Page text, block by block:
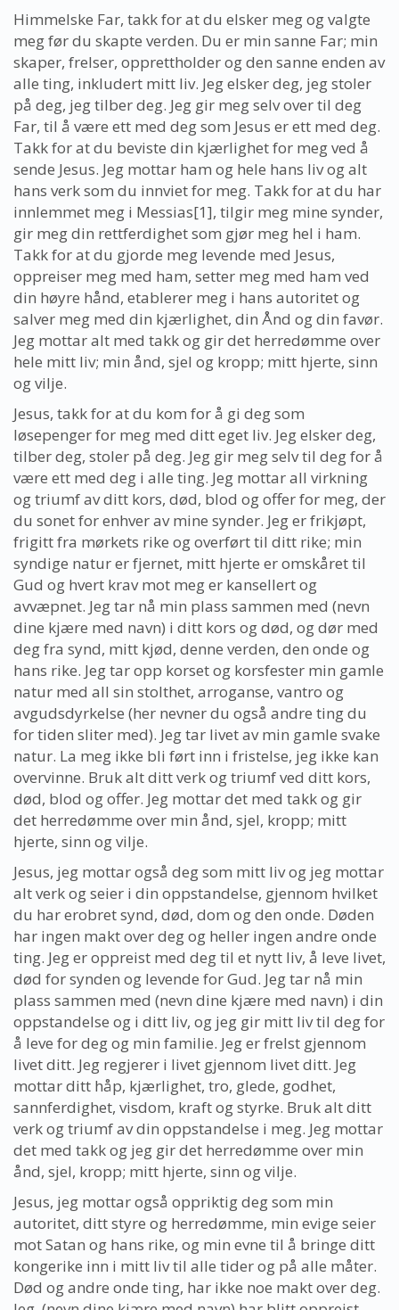
Himmelske Far, takk for at du elsker meg og valgte
meg før du skapte verden. Du er min sanne Far; min
skaper, frelser, opprettholder og den sanne enden av
alle ting, inkludert mitt liv. Jeg elsker deg, jeg stoler
på deg, jeg tilber deg. Jeg gir meg selv over til deg
Far, til å være ett med deg som Jesus er ett med deg.
Takk for at du beviste din kjærlighet for meg ved å
sende Jesus. Jeg mottar ham og hele hans liv og alt
hans verk som du innviet for meg. Takk for at du har
innlemmet meg i Messias[1], tilgir meg mine synder,
gir meg din rettferdighet som gjør meg hel i ham.
Takk for at du gjorde meg levende med Jesus,
oppreiser meg med ham, setter meg med ham ved
din høyre hånd, etablerer meg i hans autoritet og
salver meg med din kjærlighet, din Ånd og din favør.
Jeg mottar alt med takk og gir det herredømme over
hele mitt liv; min ånd, sjel og kropp; mitt hjerte, sinn
og vilje.
Jesus, takk for at du kom for å gi deg som
løsepenger for meg med ditt eget liv. Jeg elsker deg,
tilber deg, stoler på deg. Jeg gir meg selv til deg for å
være ett med deg i alle ting. Jeg mottar all virkning
og triumf av ditt kors, død, blod og offer for meg, der
du sonet for enhver av mine synder. Jeg er frikjøpt,
frigitt fra mørkets rike og overført til ditt rike; min
syndige natur er fjernet, mitt hjerte er omskåret til
Gud og hvert krav mot meg er kansellert og
avvæpnet. Jeg tar nå min plass sammen med (nevn
dine kjære med navn) i ditt kors og død, og dør med
deg fra synd, mitt kjød, denne verden, den onde og
hans rike. Jeg tar opp korset og korsfester min gamle
natur med all sin stolthet, arroganse, vantro og
avgudsdyrkelse (her nevner du også andre ting du
for tiden sliter med). Jeg tar livet av min gamle svake
natur. La meg ikke bli ført inn i fristelse, jeg ikke kan
overvinne. Bruk alt ditt verk og triumf ved ditt kors,
død, blod og offer. Jeg mottar det med takk og gir
det herredømme over min ånd, sjel, kropp; mitt
hjerte, sinn og vilje.
Jesus, jeg mottar også deg som mitt liv og jeg mottar
alt verk og seier i din oppstandelse, gjennom hvilket
du har erobret synd, død, dom og den onde. Døden
har ingen makt over deg og heller ingen andre onde
ting. Jeg er oppreist med deg til et nytt liv, å leve livet,
død for synden og levende for Gud. Jeg tar nå min
plass sammen med (nevn dine kjære med navn) i din
oppstandelse og i ditt liv, og jeg gir mitt liv til deg for
å leve for deg og min familie. Jeg er frelst gjennom
livet ditt. Jeg regjerer i livet gjennom livet ditt. Jeg
mottar ditt håp, kjærlighet, tro, glede, godhet,
sannferdighet, visdom, kraft og styrke. Bruk alt ditt
verk og triumf av din oppstandelse i meg. Jeg mottar
det med takk og jeg gir det herredømme over min
ånd, sjel, kropp; mitt hjerte, sinn og vilje.
Jesus, jeg mottar også oppriktig deg som min
autoritet, ditt styre og herredømme, min evige seier
mot Satan og hans rike, og min evne til å bringe ditt
kongerike inn i mitt liv til alle tider og på alle måter.
Død og andre onde ting, har ikke noe makt over deg.